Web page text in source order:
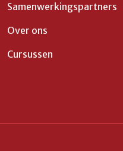
Samenwerkingspartners
Over ons
Cursussen